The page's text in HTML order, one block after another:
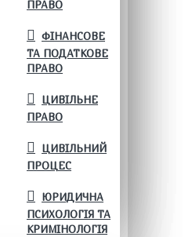
ПРАВО
ФІНАНСОВЕ
ТА ПОДАТКОВЕ
ПРАВО
ЦИВІЛЬНЕ
ПРАВО
ЦИВІЛЬНИЙ
ПРОЦЕС
ЮРИДИЧНА
ПСИХОЛОГІЯ ТА
КРИМІНОЛОГІЯ